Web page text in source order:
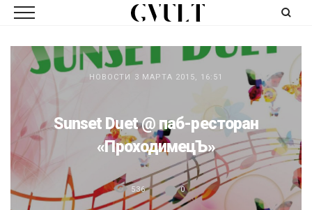
НОВОСТИ 3 МАРТА 2015, 16:51
Sunset Duet @ паб-ресторан
«ПроходимецЪ»
536 0